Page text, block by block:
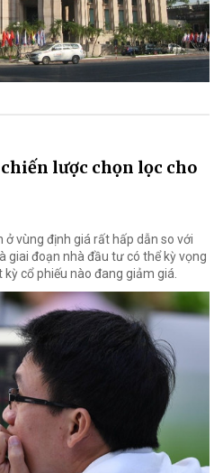
lược chọn lọc cho
vùng định giá rất hấp dẫn so với
giai đoạn nhà đầu tư có thể kỳ vọng
cổ phiếu nào đang giảm giá.